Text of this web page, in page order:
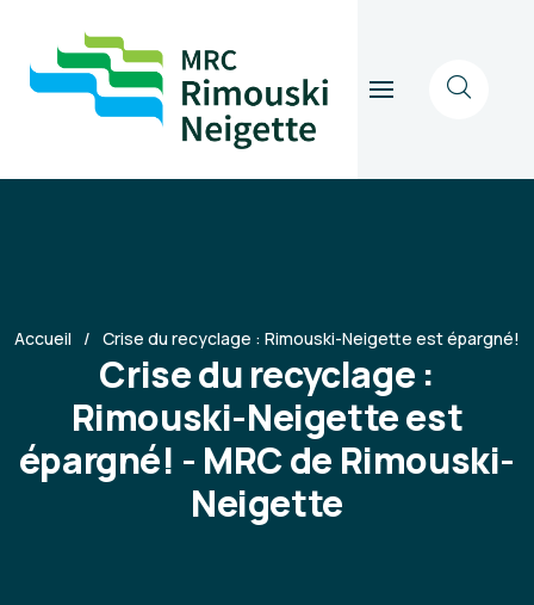
Accueil Crise du recyclage : Rimouski-Neigette est épargné!
Crise du recyclage :
Rimouski-Neigette est
épargné! - MRC de Rimouski-
Neigette